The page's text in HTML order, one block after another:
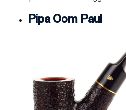
Pipa Oom Paul